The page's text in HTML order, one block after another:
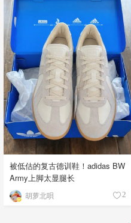
被低估的复古德训鞋！adidas BW
Army上脚太显腿长
胡萝北唄 2